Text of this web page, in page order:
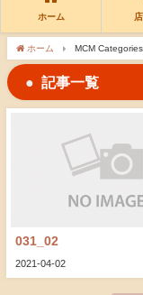
ホーム
ホーム MCM
記事一覧
031_02
2021-04-02